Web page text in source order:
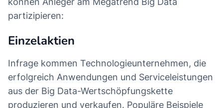
partizipieren:
Einzelaktien
Infrage kommen Technologieunternehmen, die
erfolgreich Anwendungen und Serviceleistungen
aus der Big Data-Wertschöpfungskette
produzieren und verkaufen. Populäre Beispiele